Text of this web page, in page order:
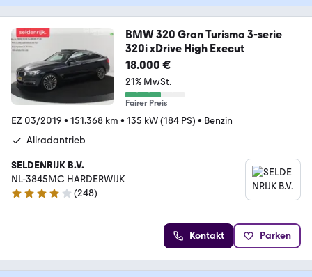
BMW 320 Gran Turismo 3-serie
320i xDrive High Execut
18.000 €
21% MwSt.
Fairer Preis
EZ 03/2019 • 151.368 km • 135 kW (184 PS) • Benzin
Allradantrieb
SELDENRIJK B.V.
NL-3845MC HARDERWIJK
3.9 Sterne
(248)
Kontakt Parken